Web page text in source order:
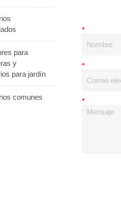
para
y
para jardín
comunes
*
*
*